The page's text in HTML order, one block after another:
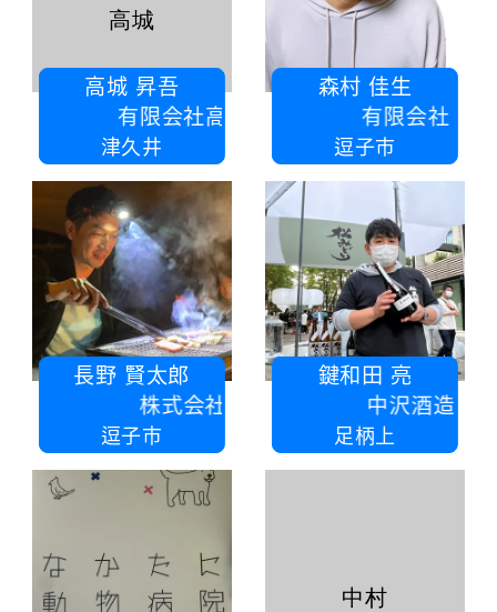
高城 昇吾
限会社高城電気製作所
津久井
高城
森村 佳生
有限会社 森村工業
逗子市
長野 賢太郎
株式会社ＬＳＴ
逗子市
鍵和田 亮
中沢酒造株式会社
足柄上
中村